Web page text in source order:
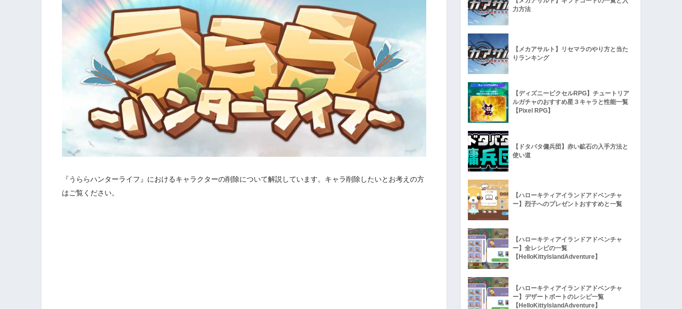
『うららハンターライフ』におけるキャラクターの削除について解説しています。キャラ削除したいとお考えの方
はご覧ください。
力方法
【メカアサルト】リセマラのやり方と当た
りランキング
【ディズニーピクセルRPG】チュートリア
ルガチャのおすすめ星３キャラと性能一覧
【Pixel RPG】
【ドタバタ傭兵団】赤い鉱石の入手方法と
使い道
【ハローキティアイランドアドベンチャ
ー】烈子へのプレゼントおすすめと一覧
【ハローキティアイランドアドベンチャ
ー】全レシピの一覧
【HelloKittyIslandAdventure】
【ハローキティアイランドアドベンチャ
ー】デザートボートのレシピ一覧
【HelloKittyIslandAdventure】